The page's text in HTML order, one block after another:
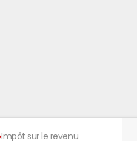
Impôt sur le revenu